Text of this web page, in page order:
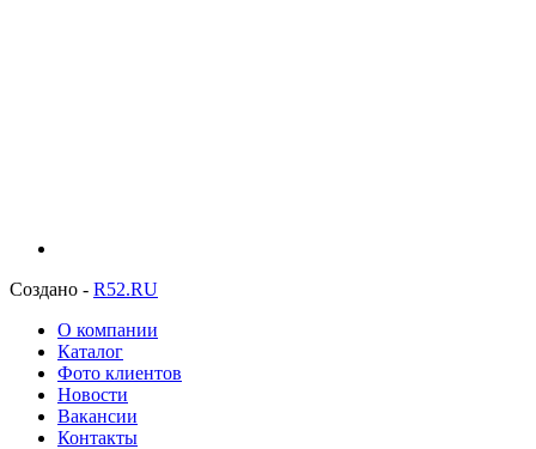
Создано - R52.RU
О компании
Каталог
Фото клиентов
Новости
Вакансии
Контакты